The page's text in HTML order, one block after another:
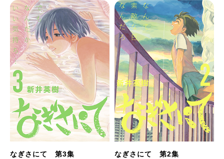
なぎさにて 第3集 なぎさにて 第2集